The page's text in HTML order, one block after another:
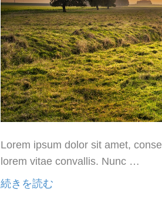
Lorem ipsum dolor sit amet,
lorem vitae convallis. Nunc …
続きを読む